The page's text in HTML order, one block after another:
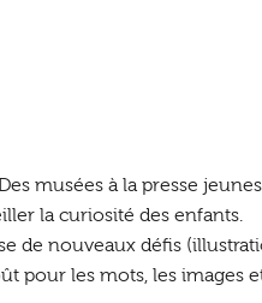
musées à la presse
la curiosité des enfants.
de nouveaux défis
pour les mots, les images